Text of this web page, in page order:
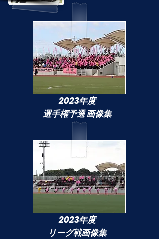
2023年度
選手権予選 画像集
2023年度
リーグ戦画像集